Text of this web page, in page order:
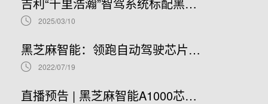
2025/03/10
黑芝麻智能：领跑自动驾驶芯片赛道，开启港股IPO新篇章
2022/07/19
直播预告 | 黑芝麻智能A1000芯片基础软件开发在线研讨会